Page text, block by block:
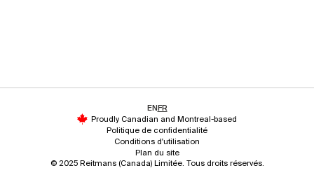
ENFR
Proudly Canadian and Montreal-based
Politique de confidentialité
Conditions d'utilisation
Plan du site
© 2025 Reitmans (Canada) Limitée. Tous droits réservés.